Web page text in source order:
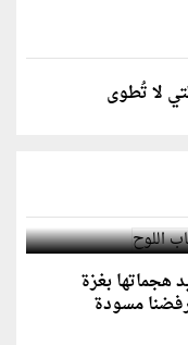
لا تُطوى
اللوح
هجماتها بغزة
مسودة